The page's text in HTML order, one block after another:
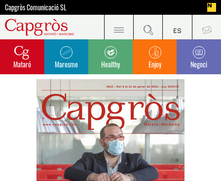
Capgròs Comunicació SL
Mataró Maresme Healthy Enjoy Negoci